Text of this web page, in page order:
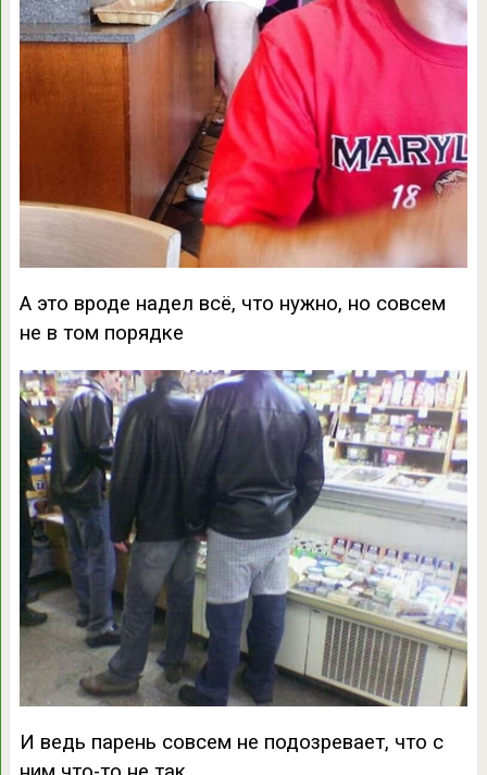
А это вроде надел всё, что нужно, но совсем
не в том порядке
И ведь парень совсем не подозревает, что с